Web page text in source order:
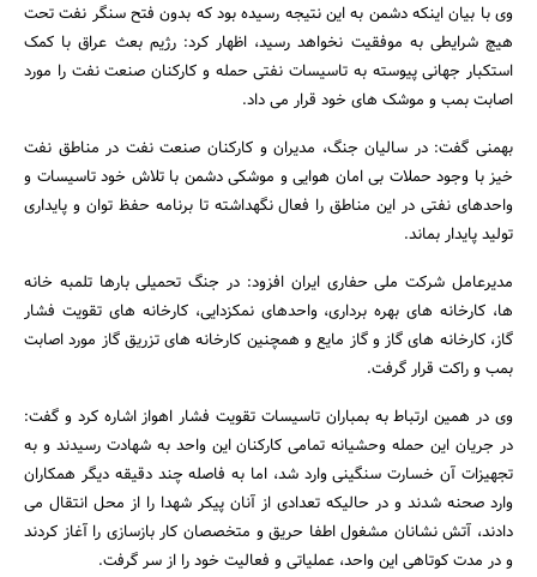
وی با بیان اینکه دشمن به این نتیجه رسیده بود که بدون فتح سنگر نفت تحت
هیچ شرایطی به موفقیت نخواهد رسید، اظهار کرد: رژیم بعث عراق با کمک
استکبار جهانی پیوسته به تاسیسات نفتی حمله و کارکنان صنعت نفت را مورد
اصابت بمب و موشک های خود قرار می داد.
بهمنی گفت: در سالیان جنگ، مدیران و کارکنان صنعت نفت در مناطق نفت
خیز با وجود حملات بی امان هوایی و موشکی دشمن با تلاش خود تاسیسات و
واحدهای نفتی در این مناطق را فعال نگهداشته تا برنامه حفظ توان و پایداری
تولید پایدار بماند.
مدیرعامل شرکت ملی حفاری ایران افزود: در جنگ تحمیلی بارها تلمبه خانه
ها، کارخانه های بهره برداری، واحدهای نمکزدایی، کارخانه های تقویت فشار
گاز، کارخانه های گاز و گاز مایع و همچنین کارخانه های تزریق گاز مورد اصابت
بمب و راکت قرار گرفت.
وی در همین ارتباط به بمباران تاسیسات تقویت فشار اهواز اشاره کرد و گفت:
در جریان این حمله وحشیانه تمامی کارکنان این واحد به شهادت رسیدند و به
تجهیزات آن خسارت سنگینی وارد شد، اما به فاصله چند دقیقه دیگر همکاران
وارد صحنه شدند و در حالیکه تعدادی از آنان پیکر شهدا را از محل انتقال می
دادند، آتش نشانان مشغول اطفا حریق و متخصصان کار بازسازی را آغاز کردند
و در مدت کوتاهی این واحد، عملیاتی و فعالیت خود را از سر گرفت.